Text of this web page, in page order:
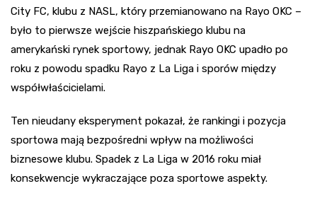
City FC, klubu z NASL, który przemianowano na Rayo OKC –
było to pierwsze wejście hiszpańskiego klubu na
amerykański rynek sportowy, jednak Rayo OKC upadło po
roku z powodu spadku Rayo z La Liga i sporów między
współwłaścicielami.
Ten nieudany eksperyment pokazał, że rankingi i pozycja
sportowa mają bezpośredni wpływ na możliwości
biznesowe klubu. Spadek z La Liga w 2016 roku miał
konsekwencje wykraczające poza sportowe aspekty.